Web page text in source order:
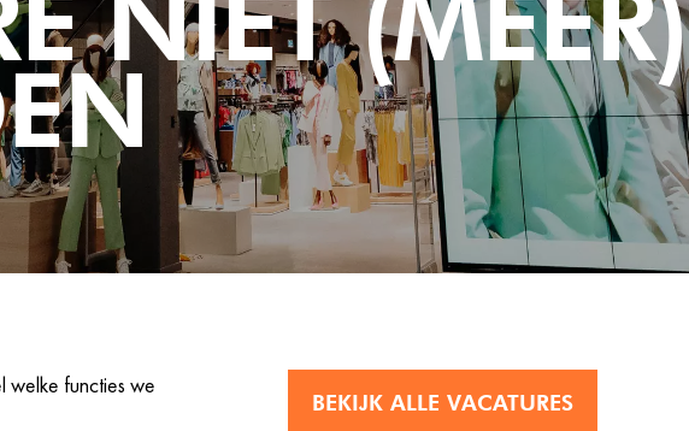
welke functies we
BEKIJK ALLE VACATURES